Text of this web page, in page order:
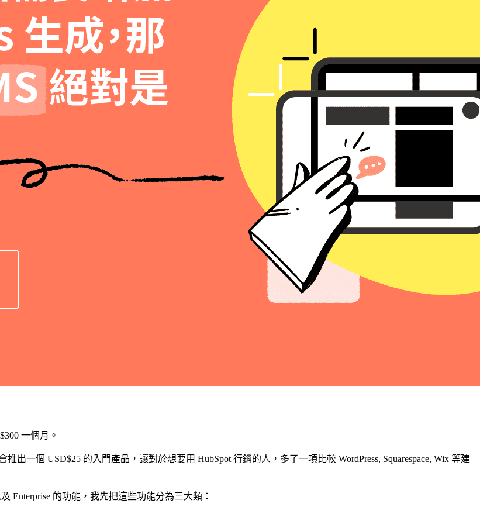
一個月。
一個 USD$25 的入門產品，讓對於想要用 HubSpot 行銷的人，多了一項比較 WordPress, Squarespace, Wix 等建
Enterprise 的功能，我先把這些功能分為三大類：